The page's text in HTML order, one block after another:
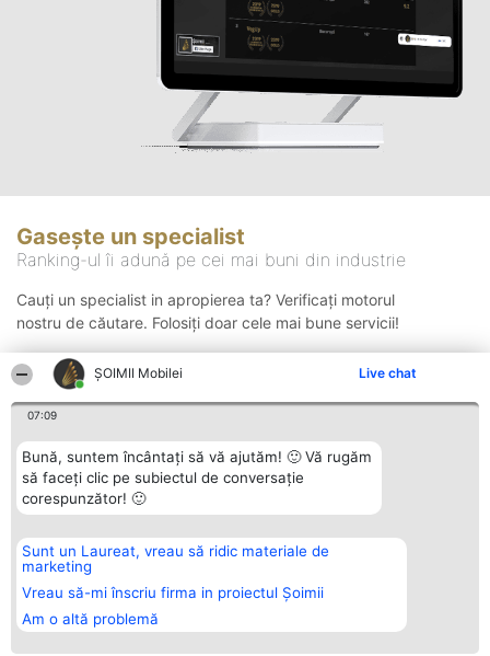
ȘOIMII Mobilei Live chat
07:09
Bună, suntem încântați să vă ajutăm! 🙂 Vă rugăm
să faceți clic pe subiectul de conversație
corespunzător! 🙂
Sunt un Laureat, vreau să ridic materiale de
marketing
Vreau să-mi înscriu firma in proiectul Șoimii
Am o altă problemă
Gasește un specialist
Ranking-ul îi adună pe cei mai buni din industrie
Cauți un specialist in apropierea ta? Verificați motorul
nostru de căutare. Folosiți doar cele mai bune servicii!
Organizator Ranking
BRIGHT SOLUTIONS BR SRL
Aleea Timisul De Sus 2 Bl. A30
Sc. A Et. 4 Ap. 13 Cod 061952
București
CUI 36737675
Plebiscyt
Lista Tuturor
Laureaților
Statut
Contact